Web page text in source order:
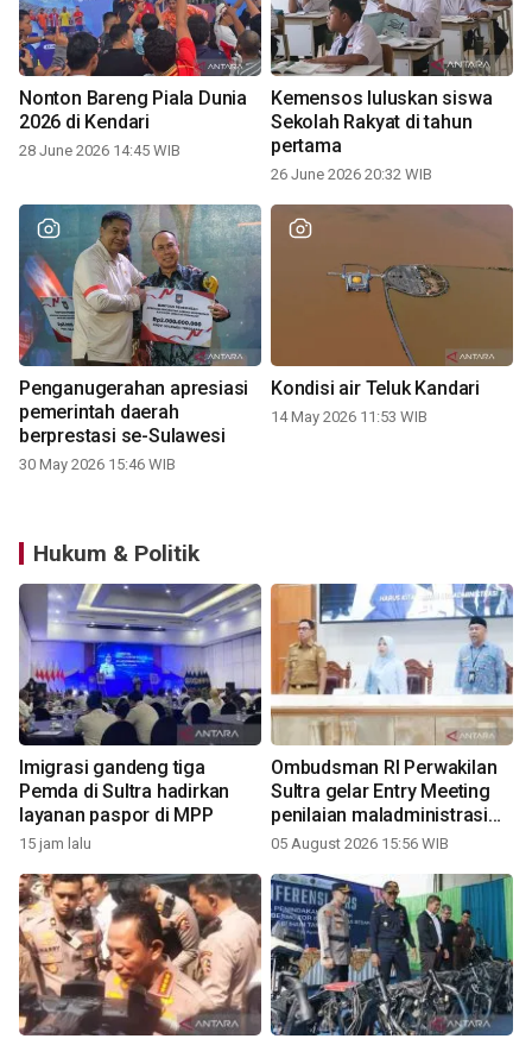
Nonton Bareng Piala Dunia
2026 di Kendari
28 June 2026 14:45 WIB
Kemensos luluskan siswa
Sekolah Rakyat di tahun
pertama
26 June 2026 20:32 WIB
Penganugerahan apresiasi
pemerintah daerah
berprestasi se-Sulawesi
30 May 2026 15:46 WIB
Kondisi air Teluk Kandari
14 May 2026 11:53 WIB
Hukum & Politik
Imigrasi gandeng tiga
Pemda di Sultra hadirkan
layanan paspor di MPP
15 jam lalu
Ombudsman RI Perwakilan
Sultra gelar Entry Meeting
penilaian maladministrasi
2026
05 August 2026 15:56 WIB